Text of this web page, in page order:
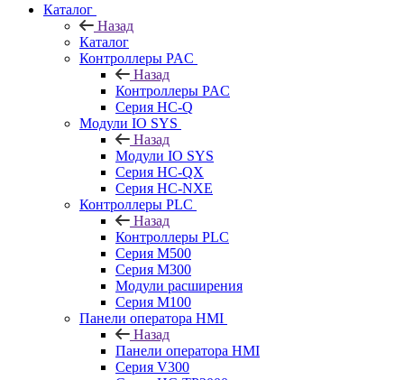
Каталог
Назад
Каталог
Контроллеры PAC
Назад
Контроллеры PAC
Серия HC-Q
Модули IO SYS
Назад
Модули IO SYS
Серия HC-QX
Серия HC-NXE
Контроллеры PLC
Назад
Контроллеры PLC
Серия M500
Серия M300
Модули расширения
Серия M100
Панели оператора HMI
Назад
Панели оператора HMI
Серия V300